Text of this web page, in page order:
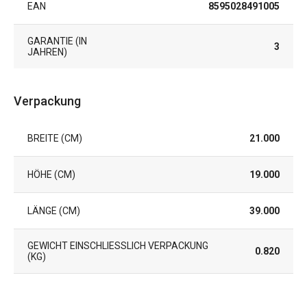
EAN 8595028491005
GARANTIE (IN
JAHREN)
3
Verpackung
BREITE (CM) 21.000
HÖHE (CM) 19.000
LÄNGE (CM) 39.000
GEWICHT EINSCHLIESSLICH VERPACKUNG (
KG)
0.820